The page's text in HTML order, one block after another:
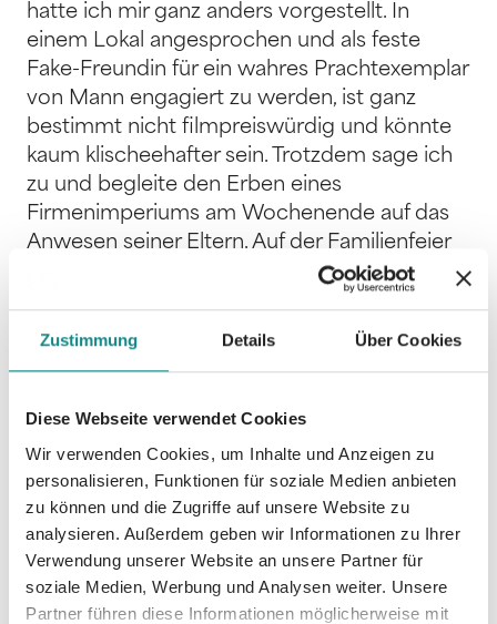
Zustimmung Details Über Cookies
Diese Webseite verwendet Cookies
Wir verwenden Cookies, um Inhalte und Anzeigen zu
personalisieren, Funktionen für soziale Medien anbieten
zu können und die Zugriffe auf unsere Website zu
analysieren. Außerdem geben wir Informationen zu Ihrer
Verwendung unserer Website an unsere Partner für
soziale Medien, Werbung und Analysen weiter. Unsere
Partner führen diese Informationen möglicherweise mit
hatte ich mir ganz anders vorgestellt. In
einem Lokal angesprochen und als feste
Fake-Freundin für ein wahres Prachtexemplar
von Mann engagiert zu werden, ist ganz
bestimmt nicht filmpreiswürdig und könnte
kaum klischeehafter sein. Trotzdem sage ich
zu und begleite den Erben eines
Firmenimperiums am Wochenende auf das
Anwesen seiner Eltern. Auf der Familienfeier
ergreife ich dann aber die erste Gelegenheit,
um vor der versnobten Gesellschaft zu
flüchten. Ich finde mich im Poolhaus wieder,
höllisch attraktiver Mann tröstet sich dort mit
einer Flasche Hochprozentigen und bittet
mich, ihm Gesellschaft zu leisten. Ein
Wochenende voller Ereignisse und ein Mann,
den ich nicht haben kann, wirbeln mein
Leben komplett durcheinander.